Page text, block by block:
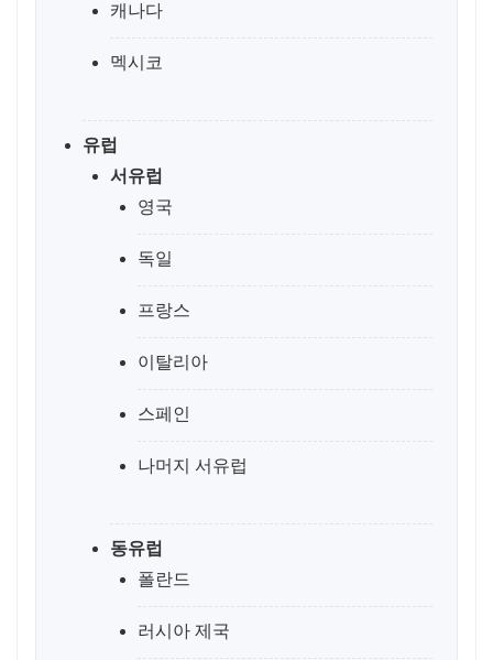
캐나다
멕시코
유럽
서유럽
영국
독일
프랑스
이탈리아
스페인
나머지 서유럽
동유럽
폴란드
러시아 제국